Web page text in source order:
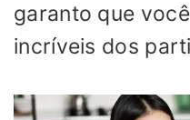
garanto que
incríveis dos